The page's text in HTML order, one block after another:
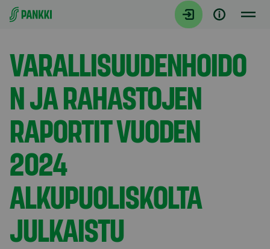
Siirry suoraan sisältöön
Tiedotteet
VARALLISUUDENHOIDO
N JA RAHASTOJEN
RAPORTIT VUODEN
2024
ALKUPUOLISKOLTA
JULKAISTU